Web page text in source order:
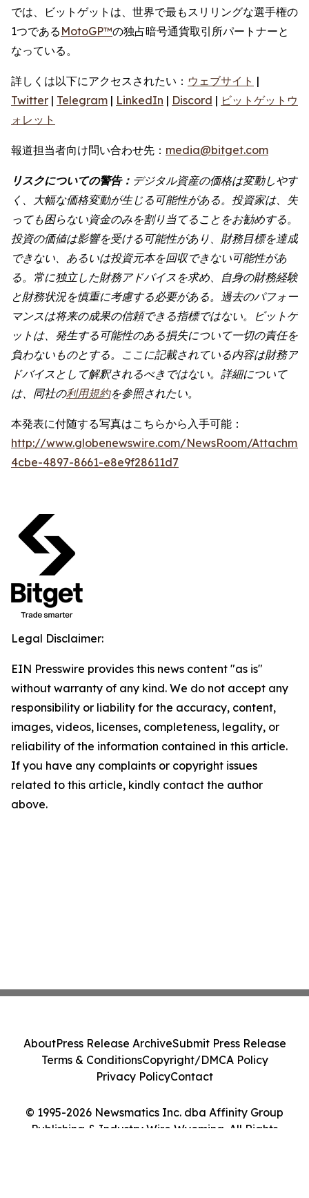
では、ビットゲットは、世界で最もスリリングな選手権の
1つである MotoGP™の独占暗号通貨取引所パートナーと
なっている。
詳しくは以下にアクセスされたい： ウェブサイト |
Twitter | Telegram | LinkedIn | Discord | ビットゲットウ
ォレット
報道担当者向け問い合わせ先： media@bitget.com
リスクについての警告： デジタル資産の価格は変動しやす
く、大幅な価格変動が生じる可能性がある。投資家は、失
っても困らない資金のみを割り当てることをお勧めする。
投資の価値は影響を受ける可能性があり、財務目標を達成
できない、あるいは投資元本を回収できない可能性があ
る。常に独立した財務アドバイスを求め、自身の財務経験
と財務状況を慎重に考慮する必要がある。過去のパフォー
マンスは将来の成果の信頼できる指標ではない。ビットゲ
ットは、発生する可能性のある損失について一切の責任を
負わないものとする。ここに記載されている内容は財務ア
ドバイスとして解釈されるべきではない。詳細について
は、同社の利用規約を参照されたい。
本発表に付随する写真はこちらから入手可能：
http://www.globenewswire.com/NewsRoom/
4cbe-4897-8661-e8e9f28611d7
Legal Disclaimer:
EIN Presswire provides this news content "as is"
without warranty of any kind. We do not accept any
responsibility or liability for the accuracy, content,
images, videos, licenses, completeness, legality, or
reliability of the information contained in this article.
If you have any complaints or copyright issues
related to this article, kindly contact the author
above.
© 1995-2026 Newsmatics Inc. dba Affinity Group
Publishing & Industry Wire Wyoming. All Rights
AboutPress Release ArchiveSubmit Press Release
Terms & ConditionsCopyright/DMCA Policy
Privacy PolicyContact